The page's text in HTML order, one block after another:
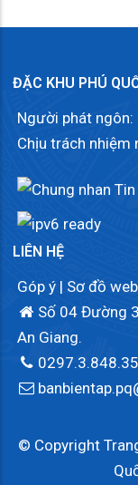
ĐẶC KHU PHÚ
Người phát ngôn:
Chịu trách nhiệm
LIÊN HỆ
Góp ý | Sơ đồ
Số 04 Đường
An Giang.
© Copyright